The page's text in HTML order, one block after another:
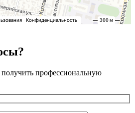
профессиональную